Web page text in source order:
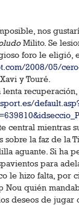
nos
Milito. Se
foro le eligió,
2008/05/
y Touré.
central mientras
la faz de la
aguante. Si ha
para
le hizo falta, por
quién
deseos de jugar